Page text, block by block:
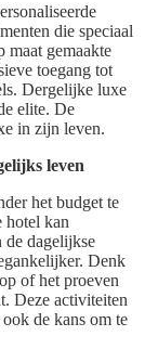
die speciaal
maat gemaakte
toegang tot
Dergelijke luxe
elite. De
in zijn leven.
leven
het budget te
hotel kan
de dagelijkse
Denk
of het proeven
Deze activiteiten
de kans om te